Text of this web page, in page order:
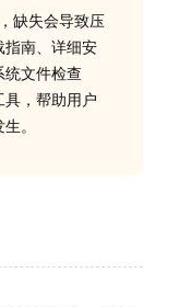
缺失会导致压
指南、详细安
统文件检查
具，帮助用户
。